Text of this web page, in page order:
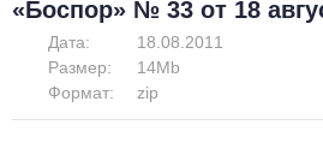
«Боспор» № 33 от 18
Дата:
18.08.2011
Размер:
14Mb
Формат:
zip